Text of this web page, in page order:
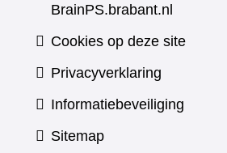
BrainPS.brabant.nl
Cookies op deze site
Privacyverklaring
Informatiebeveiliging
Sitemap